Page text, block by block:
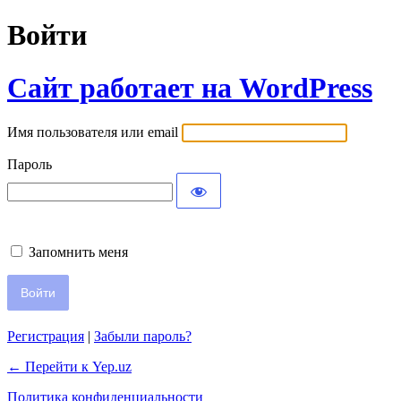
Войти
Сайт работает на WordPress
Имя пользователя или email
Пароль
Запомнить меня
Регистрация | Забыли пароль?
← Перейти к Yep.uz
Политика конфиденциальности